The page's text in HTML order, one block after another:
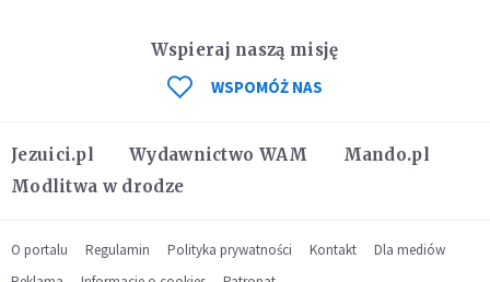
Jezuici.pl Wydawnictwo WAM
Mando.pl
Modlitwa w drodze
Wspieraj naszą misję
WSPOMÓŻ NAS
O portalu Regulamin Polityka prywatności Kontakt
Dla mediów